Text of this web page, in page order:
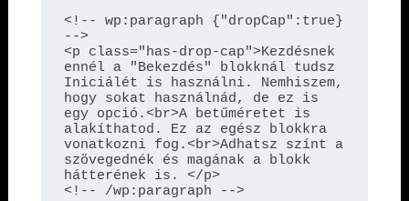
<!-- wp:paragraph {"dropCap":true}
-->
<p class="has-drop-cap">Kezdésnek
ennél a "Bekezdés" blokknál tudsz
Iniciálét is használni. Nemhiszem,
hogy sokat használnád, de ez is
egy opció.<br>A betűméretet is
alakíthatod. Ez az egész blokkra
vonatkozni fog.<br>Adhatsz színt a
szövegednék és magának a blokk
hátterének is. </p>
<!-- /wp:paragraph -->